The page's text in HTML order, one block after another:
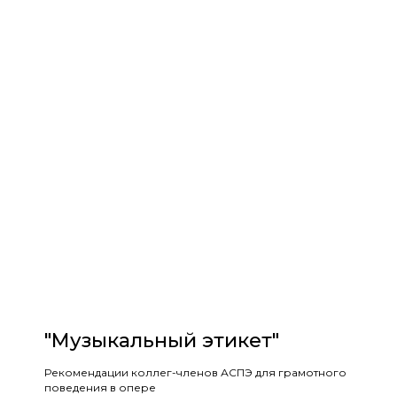
"Музыкальный этикет"
Рекомендации коллег-членов АСПЭ для грамотного
поведения в опере